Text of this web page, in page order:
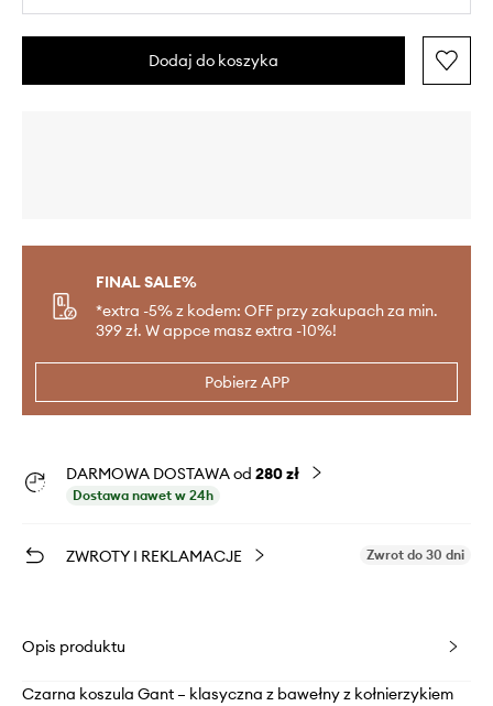
Dodaj do koszyka
FINAL SALE%
*extra -5% z kodem: OFF przy zakupach za min.
399 zł. W appce masz extra -10%!
Pobierz APP
DARMOWA DOSTAWA od 280 zł
Dostawa nawet w 24h
ZWROTY I REKLAMACJE Zwrot do 30 dni
Opis produktu
Czarna koszula Gant – klasyczna z bawełny z kołnierzykiem